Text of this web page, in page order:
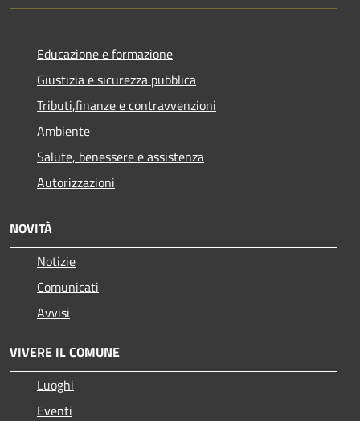
Educazione e formazione
Giustizia e sicurezza pubblica
Tributi,finanze e contravvenzioni
Ambiente
Salute, benessere e assistenza
Autorizzazioni
NOVITÀ
Notizie
Comunicati
Avvisi
VIVERE IL COMUNE
Luoghi
Eventi